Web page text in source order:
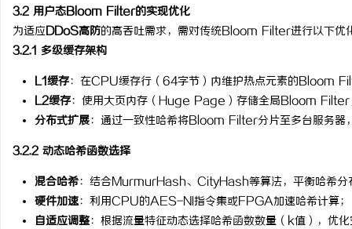
3.2 用户态Bloom Filter的实现优化
为适应DDoS高防的高吞吐需求，需对传统Bloom Filter进行以下优
3.2.1 多级缓存架构
L1缓存：在CPU缓存行（64字节）内维护热点元素的Bloom
L2缓存：使用大页内存（Huge Page）存储全局Bloom Filter
分布式扩展：通过一致性哈希将Bloom Filter分片至多台服务器
3.2.2 动态哈希函数选择
混合哈希：结合MurmurHash、CityHash等算法，平衡哈希分
硬件加速：利用CPU的AES-NI指令集或FPGA加速哈希计算；
自适应调整：根据流量特征动态选择哈希函数数量（k值），优